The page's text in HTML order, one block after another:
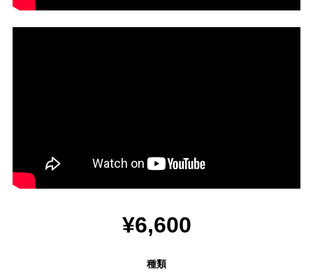
¥6,600
種類